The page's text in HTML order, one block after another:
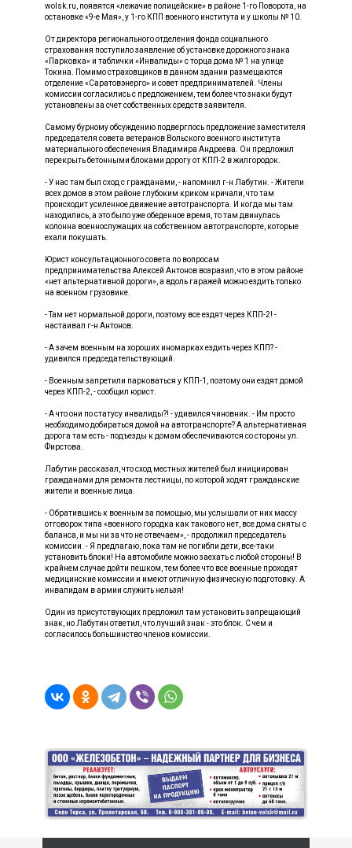
wolsk.ru, появятся «лежачие полицейские» в районе 1-го Поворота, на
остановке «9-е Мая», у 1-го КПП военного института и у школы № 10.
От директора регионального отделения фонда социального
страхования поступило заявление об установке дорожного знака
«Парковка» и таблички «Инвалиды» с торца дома № 1 на улице
Токина. Помимо страховщиков в данном здании размещаются
отделение «Саратовэнерго» и совет предпринимателей. Члены
комиссии согласились с предложением, тем более что знаки будут
установлены за счет собственных средств заявителя.
Самому бурному обсуждению подверглось предложение заместителя
председателя совета ветеранов Вольского военного института
материального обеспечения Владимира Андреева. Он предложил
перекрыть бетонными блоками дорогу от КПП-2 в жилгородок.
- У нас там был сход с гражданами, - напомнил г-н Лабутин. - Жители
всех домов в этом районе глубоким криком кричали, что там
происходит усиленное движение автотранспорта. И когда мы там
находились, а это было уже обеденное время, то там двинулась
колонна военнослужащих на собственном автотранспорте, которые
ехали покушать.
Юрист консультационного совета по вопросам
предпринимательства Алексей Антонов возразил, что в этом районе
«нет альтернативной дороги», а вдоль гаражей можно ездить только
на военном грузовике.
- Там нет нормальной дороги, поэтому все ездят через КПП-2! -
настаивал г-н Антонов.
- А зачем военным на хороших иномарках ездить через КПП? -
удивился председательствующий.
- Военным запретили парковаться у КПП-1, поэтому они ездят домой
через КПП-2, - сообщил юрист.
- А что они по статусу инвалиды?! - удивился чиновник. - Им просто
необходимо добираться домой на автотранспорте? А альтернативная
дорога там есть - подъезды к домам обеспечиваются со стороны ул.
Фирстова.
Лабутин рассказал, что сход местных жителей был инициирован
гражданами для ремонта лестницы, по которой ходят гражданские
жители и военные лица.
- Обратившись к военным за помощью, мы услышали от них массу
отговорок типа «военного городка как такового нет, все дома сняты с
баланса, и мы ни за что не отвечаем», - продолжил председатель
комиссии. - Я предлагаю, пока там не погибли дети, все-таки
установить блоки! На автомобиле можно заехать с любой стороны! В
крайнем случае дойти пешком, тем более что все военные проходят
медицинские комиссии и имеют отличную физическую подготовку. А
инвалидам в армии служить нельзя!
Один из присутствующих предложил там установить запрещающий
знак, но Лабутин ответил, что лучший знак - это блок. С чем и
согласилось большинство членов комиссии.